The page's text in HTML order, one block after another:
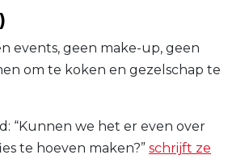
events, geen make-up, geen
om te koken en gezelschap te
“Kunnen we het er even over
te hoeven maken?” schrijft ze